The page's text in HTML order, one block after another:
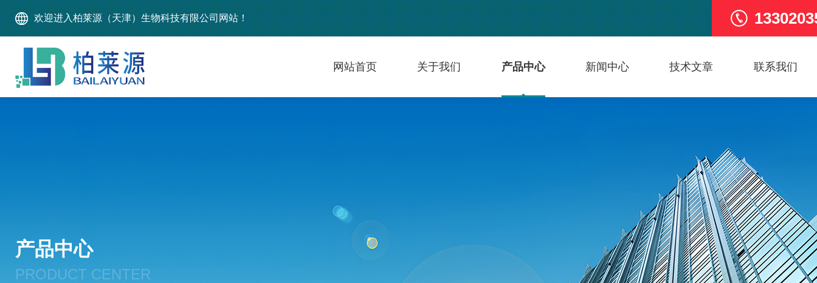
欢迎进入柏莱源（天津）生物科技有限公司网站！
网站首页 关于我们 产品中心 新闻中心 技术文章 联系我们
产品中心
PRODUCT CENTER